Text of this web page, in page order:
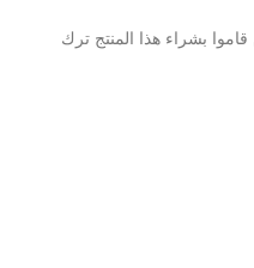
بشراء هذا المنتج ترك